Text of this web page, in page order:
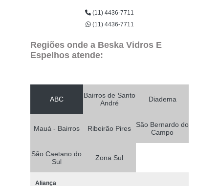
(11) 4436-7711
(11) 4436-7711
Regiões onde a Beska Vidros E
Espelhos atende:
ABC
Bairros de Santo
André
Diadema
Mauá - Bairros Ribeirão Pires
São Bernardo do
Campo
São Caetano do
Sul
Zona Sul
Aliança